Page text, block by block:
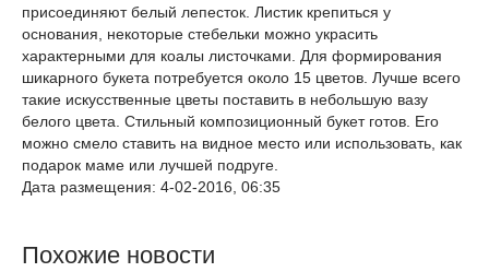
присоединяют белый лепесток. Листик крепиться у
основания, некоторые стебельки можно украсить
характерными для коалы листочками. Для формирования
шикарного букета потребуется около 15 цветов. Лучше всего
такие искусственные цветы поставить в небольшую вазу
белого цвета. Стильный композиционный букет готов. Его
можно смело ставить на видное место или использовать, как
подарок маме или лучшей подруге.
Дата размещения: 4-02-2016, 06:35
Похожие новости